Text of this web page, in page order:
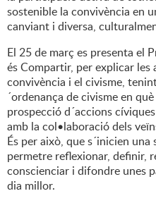
sostenible la convivència en
canviant i diversa,
El 25 de març es presenta el
és Compartir, per explicar les
convivència i el civisme,
´ordenança de civisme en
prospecció d´accions
amb la col•laboració dels
És per això, que s´inicien
permetre reflexionar, definir,
conscienciar i difondre unes
dia millor.